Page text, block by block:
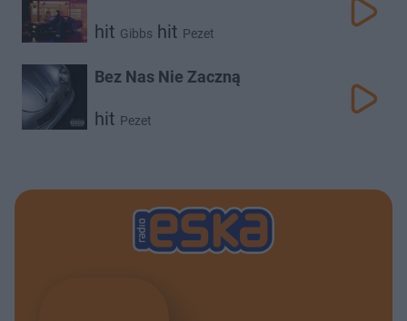
hit Gibbs hit Pezet
Bez Nas Nie Zaczną
hit Pezet